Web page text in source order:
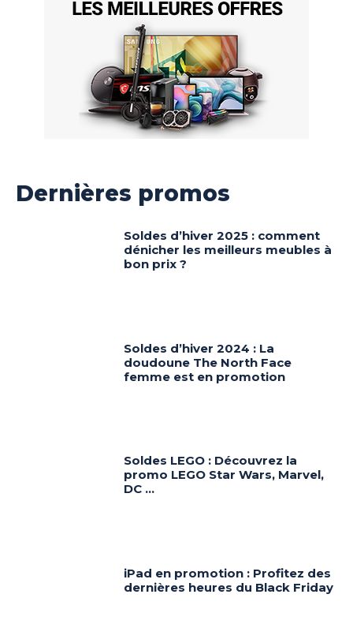
Dernières promos
Soldes d’hiver 2025 : comment
dénicher les meilleurs meubles à
bon prix ?
Soldes d’hiver 2024 : La
doudoune The North Face
femme est en promotion
Soldes LEGO : Découvrez la
promo LEGO Star Wars, Marvel,
DC …
iPad en promotion : Profitez des
dernières heures du Black Friday